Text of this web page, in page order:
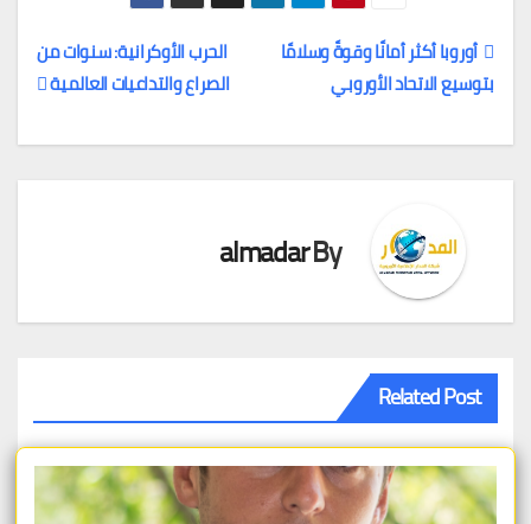
تصفّح
المقالات
الحرب الأوكرانية: سنوات من
الصراع والتداعيات العالمية
أوروبا أكثر أمانًا وقوةً وسلامًا
بتوسيع الاتحاد الأوروبي
By
almadar
Related Post